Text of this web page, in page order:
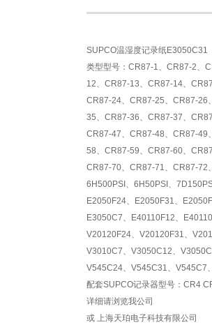
SUPCO温湿度记录纸E3050C31
类型型号：CR87-1、CR87-2、
12、CR87-13、CR87-14、
CR87-24、CR87-25、CR87-26
35、CR87-36、CR87-37、
CR87-47、CR87-48、CR87-49
58、CR87-59、CR87-60、
CR87-70、CR87-71、CR87-72
6H500PSI、6H50PSI、
E2050F24、E2050F31、
E3050C7、E40110F12、
V20120F24、V20120F31、
V3010C7、V3050C12、
V545C24、V545C31、V545C7
配套SUPCO记录器型号：CR4
详细请浏览我公司
或 上海天珀电子科技有限公司